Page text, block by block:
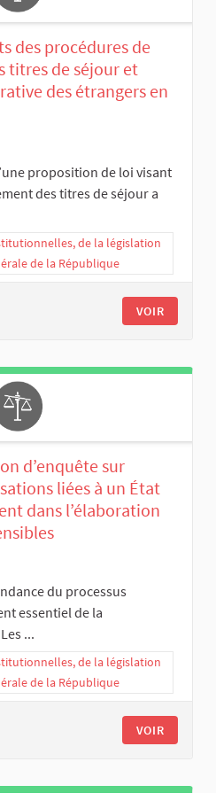
des procédures de
titres de séjour et
des étrangers en
proposition de loi visant
des titres de séjour a
de la législation
de la République
VOIR
d’enquête sur
liées à un État
dans l’élaboration
du processus
essentiel de la
...
de la législation
de la République
VOIR